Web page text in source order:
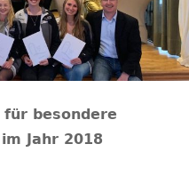
für besondere
Jahr 2018